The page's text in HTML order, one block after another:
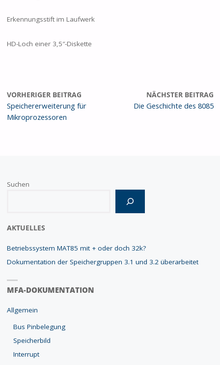
Erkennungsstift im Laufwerk
HD-Loch einer 3,5″-Diskette
VORHERIGER BEITRAG
Speichererweiterung für
Mikroprozessoren
NÄCHSTER BEITRAG
Die Geschichte des 8085
Suchen
AKTUELLES
Betriebssystem MAT85 mit + oder doch 32k?
Dokumentation der Speichergruppen 3.1 und 3.2 überarbeitet
MFA-DOKUMENTATION
Allgemein
Bus Pinbelegung
Speicherbild
Interrupt